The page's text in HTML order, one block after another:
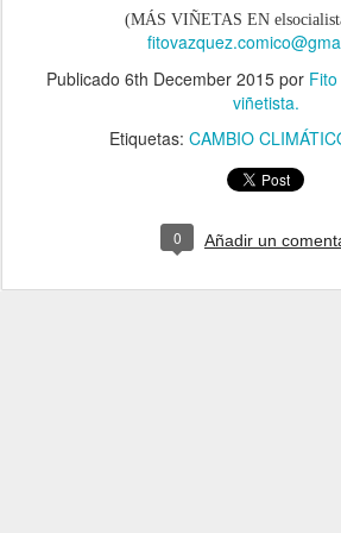
(MÁS VIÑETAS EN
Publicado 6th December 2015por
viñetista.
Etiquetas: CAMBIO
0 Añadir un